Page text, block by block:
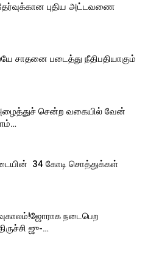
புதிய அட்டவணை
சாதனை படைத்து நீதிபதியாகும்
அழைத்துச் சென்ற வகையில் வேன்
₹ 34 கோடி சொத்துக்கள்
நடைபெற
ஜு-…